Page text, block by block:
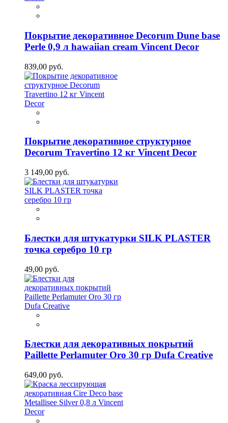
Покрытие декоративное Decorum Dune base
Perle 0,9 л hawaiian cream Vincent Decor
839,00 руб.
Покрытие декоративное структурное
Decorum Travertino 12 кг Vincent Decor
3 149,00 руб.
Блестки для штукатурки SILK PLASTER
точка серебро 10 гр
49,00 руб.
Блестки для декоративных покрытий
Paillette Perlamuter Oro 30 гр Dufa Creative
649,00 руб.